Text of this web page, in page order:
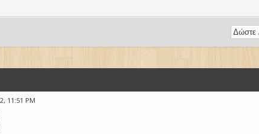
11:51 PM